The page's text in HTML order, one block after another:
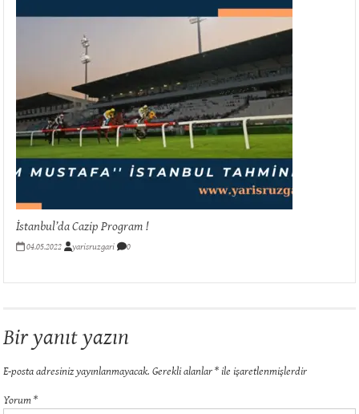
İstanbul’da Cazip Program !
04.05.2022 yarisruzgari 0
Bir yanıt yazın
E-posta adresiniz yayınlanmayacak. Gerekli alanlar*ile işaretlenmişlerdir
Yorum*